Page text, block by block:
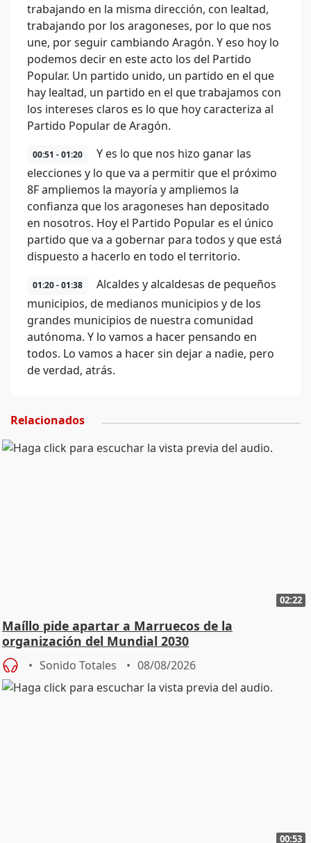
trabajando en la misma dirección, con lealtad,
trabajando por los aragoneses, por lo que nos
une, por seguir cambiando Aragón. Y eso hoy lo
podemos decir en este acto los del Partido
Popular. Un partido unido, un partido en el que
hay lealtad, un partido en el que trabajamos con
los intereses claros es lo que hoy caracteriza al
Partido Popular de Aragón.
00:51 - 01:20
Y es lo que nos hizo ganar las
elecciones y lo que va a permitir que el próximo
8F ampliemos la mayoría y ampliemos la
confianza que los aragoneses han depositado
en nosotros. Hoy el Partido Popular es el único
partido que va a gobernar para todos y que está
dispuesto a hacerlo en todo el territorio.
01:20 - 01:38
Alcaldes y alcaldesas de pequeños
municipios, de medianos municipios y de los
grandes municipios de nuestra comunidad
autónoma. Y lo vamos a hacer pensando en
todos. Lo vamos a hacer sin dejar a nadie, pero
de verdad, atrás.
Relacionados
02:22
Maíllo pide apartar a Marruecos de la
organización del Mundial 2030
Sonido Totales 08/08/2026
00:53